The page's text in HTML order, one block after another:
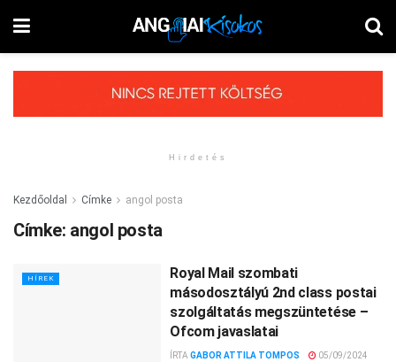
Hirdetés
Kezdőoldal Címke angol posta
Címke: angol posta
HÍREK
Royal Mail szombati
másodosztályú 2nd class postai
szolgáltatás megszüntetése –
Ofcom javaslatai
ÍRTA GABOR ATTILA TOMPOS
05/09/2024